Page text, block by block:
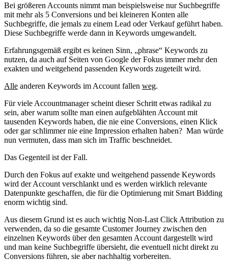
Bei größeren Accounts nimmt man beispielsweise nur Suchbegriffe
mit mehr als 5 Conversions und bei kleineren Konten alle
Suchbegriffe, die jemals zu einem Lead oder Verkauf geführt haben.
Diese Suchbegriffe werde dann in Keywords umgewandelt.
Erfahrungsgemäß ergibt es keinen Sinn, „phrase“ Keywords zu
nutzen, da auch auf Seiten von Google der Fokus immer mehr den
exakten und weitgehend passenden Keywords zugeteilt wird.
Alle anderen Keywords im Account fallen weg.
Für viele Accountmanager scheint dieser Schritt etwas radikal zu
sein, aber warum sollte man einen aufgeblähten Account mit
tausenden Keywords haben, die nie eine Conversions, einen Klick
oder gar schlimmer nie eine Impression erhalten haben? Man würde
nun vermuten, dass man sich im Traffic beschneidet.
Das Gegenteil ist der Fall.
Durch den Fokus auf exakte und weitgehend passende Keywords
wird der Account verschlankt und es werden wirklich relevante
Datenpunkte geschaffen, die für die Optimierung mit Smart Bidding
enorm wichtig sind.
Aus diesem Grund ist es auch wichtig Non-Last Click Attribution zu
verwenden, da so die gesamte Customer Journey zwischen den
einzelnen Keywords über den gesamten Account dargestellt wird
und man keine Suchbegriffe übersieht, die eventuell nicht direkt zu
Conversions führen, sie aber nachhaltig vorbereiten.